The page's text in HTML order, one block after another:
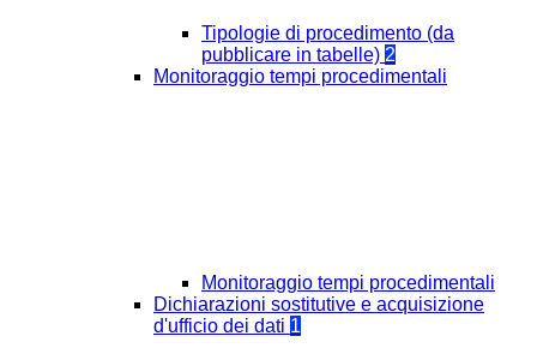
Tipologie di procedimento (da
pubblicare in tabelle) 2
Monitoraggio tempi procedimentali
Monitoraggio tempi procedimentali
Dichiarazioni sostitutive e acquisizione
d'ufficio dei dati 1